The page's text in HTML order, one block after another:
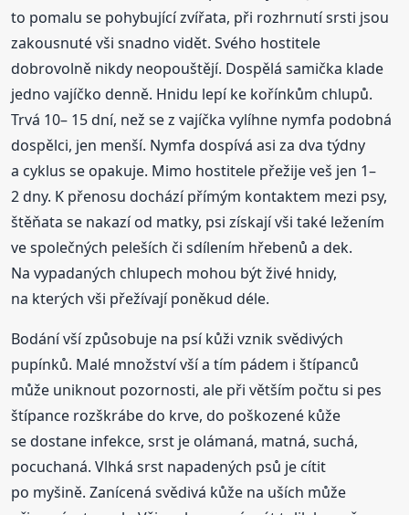
to pomalu se pohybující zvířata, při rozhrnutí srsti jsou
zakousnuté vši snadno vidět. Svého hostitele
dobrovolně nikdy neopouštějí. Dospělá samička klade
jedno vajíčko denně. Hnidu lepí ke kořínkům chlupů.
Trvá 10– 15 dní, než se z vajíčka vylíhne nymfa podobná
dospělci, jen menší. Nymfa dospívá asi za dva týdny
a cyklus se opakuje. Mimo hostitele přežije veš jen 1–
2 dny. K přenosu dochází přímým kontaktem mezi psy,
štěňata se nakazí od matky, psi získají vši také ležením
ve společných peleších či sdílením hřebenů a dek.
Na vypadaných chlupech mohou být živé hnidy,
na kterých vši přežívají poněkud déle.
Bodání vší způsobuje na psí kůži vznik svědivých
pupínků. Malé množství vší a tím pádem i štípanců
může uniknout pozornosti, ale při větším počtu si pes
štípance rozškrábe do krve, do poškozené kůže
se dostane infekce, srst je olámaná, matná, suchá,
pocuchaná. Vlhká srst napadených psů je cítit
po myšině. Zanícená svědivá kůže na uších může